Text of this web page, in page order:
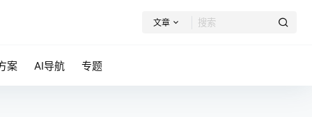
文章
案 AI导航 专题